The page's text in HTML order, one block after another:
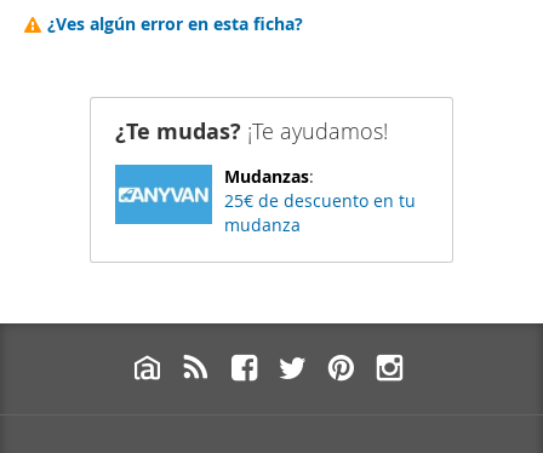
¿Ves algún error en esta ficha?
¿Te mudas? ¡Te ayudamos!
Mudanzas:
25€ de descuento en tu
mudanza